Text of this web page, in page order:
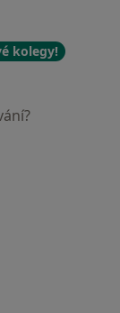
kolegy!